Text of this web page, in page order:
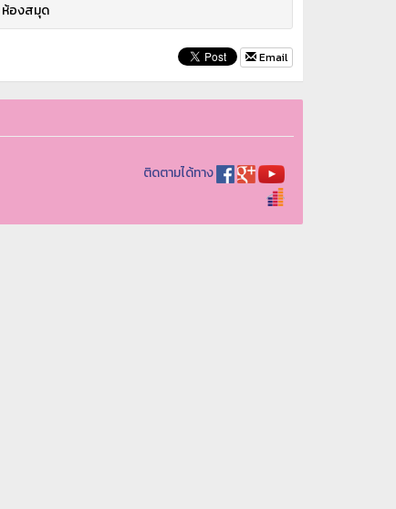
ห้องสมุด
Email
ติดตามได้ทาง